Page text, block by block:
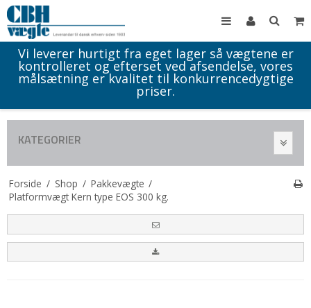
Vi leverer hurtigt fra eget lager så vægtene er
kontrolleret og efterset ved afsendelse, vores
målsætning er kvalitet til konkurrencedygtige
priser.
KATEGORIER
Forside / Shop / Pakkevægte /
Platformvægt Kern type EOS 300 kg.